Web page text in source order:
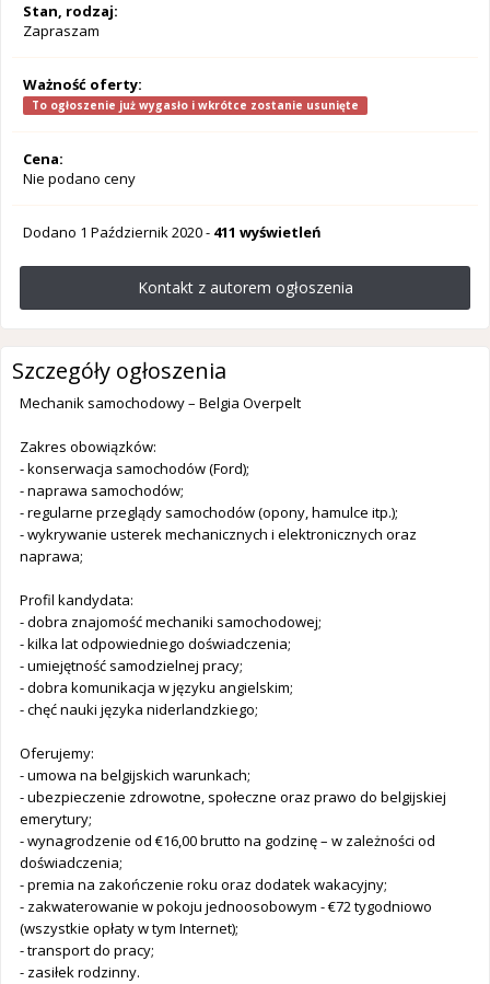
Stan, rodzaj:
Zapraszam
Ważność oferty:
To ogłoszenie już wygasło i wkrótce zostanie usunięte
Cena:
Nie podano ceny
Dodano 1 Październik 2020- 411 wyświetleń
Kontakt z autorem ogłoszenia
Szczegóły ogłoszenia
Mechanik samochodowy – Belgia Overpelt
Zakres obowiązków:
- konserwacja samochodów (Ford);
- naprawa samochodów;
- regularne przeglądy samochodów (opony, hamulce itp.);
- wykrywanie usterek mechanicznych i elektronicznych oraz
naprawa;
Profil kandydata:
- dobra znajomość mechaniki samochodowej;
- kilka lat odpowiedniego doświadczenia;
- umiejętność samodzielnej pracy;
- dobra komunikacja w języku angielskim;
- chęć nauki języka niderlandzkiego;
Oferujemy:
- umowa na belgijskich warunkach;
- ubezpieczenie zdrowotne, społeczne oraz prawo do belgijskiej
emerytury;
- wynagrodzenie od €16,00 brutto na godzinę – w zależności od
doświadczenia;
- premia na zakończenie roku oraz dodatek wakacyjny;
- zakwaterowanie w pokoju jednoosobowym - €72 tygodniowo
(wszystkie opłaty w tym Internet);
- transport do pracy;
- zasiłek rodzinny.